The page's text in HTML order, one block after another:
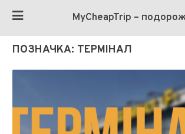
MyCheapTrip –
ПОЗНАЧКА: ТЕРМІНАЛ